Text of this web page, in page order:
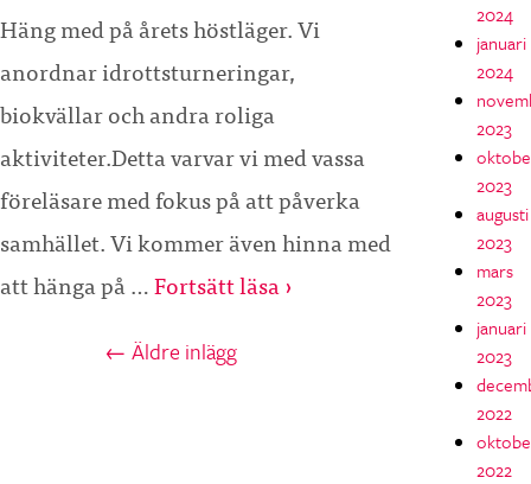
Häng med på årets höstläger. Vi
anordnar idrottsturneringar,
biokvällar och andra roliga
aktiviteter.Detta varvar vi med vassa
föreläsare med fokus på att påverka
samhället. Vi kommer även hinna med
att hänga på …Fortsätt läsa ›
← Äldre inlägg
2024
januari
2024
2023
2023
augusti
2023
mars
2023
januari
2023
2022
2022